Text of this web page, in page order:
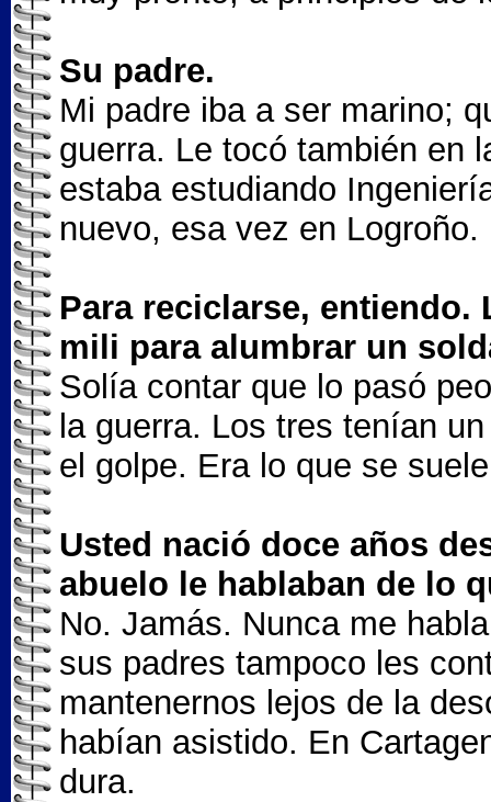
Su padre.
Mi padre iba a ser marino;
guerra. Le tocó también en
estaba estudiando
nuevo, esa vez en Logroño.
Para reciclarse,
mili para alumbrar un
Solía contar que lo pasó
la guerra. Los tres tenían
el golpe. Era lo que se
Usted nació doce años
abuelo le hablaban de lo
No. Jamás. Nunca me
sus padres tampoco les
mantenernos lejos de la
habían asistido. En
dura.